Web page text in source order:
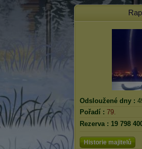
Odsloužené dny :
Pořadí : 79.
Rezerva : 19 798
Historie majitelů